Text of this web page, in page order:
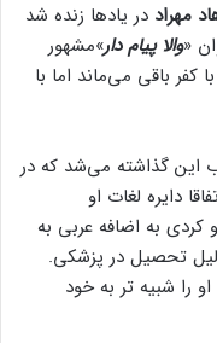
الظلم در ذهن نسل ما و
قبل ما که انقلاب ۵۷ را درک کرده و در هوای آزاد ۱۳۵۸ با ویژگی‌های
مهراددر یادها زنده شد
«
این گذاشته می‌شد که در
دایره لغات او
به اضافه عربی به
تحصیل در پزشکی.